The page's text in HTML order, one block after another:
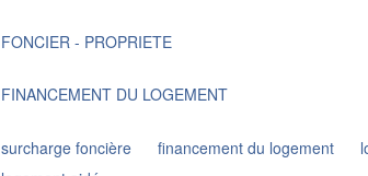
FONCIER - PROPRIETE
FINANCEMENT DU LOGEMENT
surcharge foncière financement du logement